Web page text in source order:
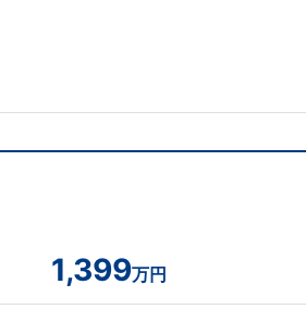
1,399万円